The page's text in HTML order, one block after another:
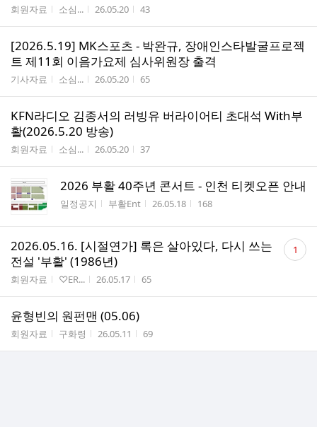
게시판명
회원자료 작성자
소심... 작성시간
26.05.20 조회수
43
[2026.5.19] MK스포츠 - 박완규, 장애인스타발굴프로젝
트 제11회 이음가요제 심사위원장 출격
게시판명
기사자료 작성자
소심... 작성시간
26.05.20 조회수
65
KFN라디오 김종서의 러빙유 버라이어티 초대석 With부
활(2026.5.20 방송)
게시판명
회원자료 작성자
소심... 작성시간
26.05.20 조회수
37
2026 부활 40주년 콘서트 - 인천​ 티켓오픈 안내
게시판명
일정공지 작성자
부활Ent 작성시간
26.05.18 조회수
168
2026.05.16. [시절연가] 록은 살아있다, 다시 쓰는
전설 '부활' (1986년)
게시판명
회원자료 작성자
♡ER... 작성시간
26.05.17 조회수
65
댓
글 1
윤형빈의 원펀맨 (05.06)
게시판명
회원자료 작성자
구화령 작성시간
26.05.11 조회수
69